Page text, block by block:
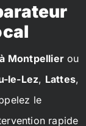
Montpellier ou
le-Lez, Lattes,
le
rapide